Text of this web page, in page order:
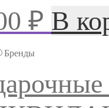
₽ В
Бренды